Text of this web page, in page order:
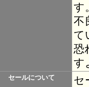
す
不
て
恐
す
セールについて
セ